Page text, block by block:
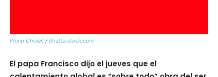
Philip Chidell /Shutterstock.com
El papa Francisco dijo el jueves que el